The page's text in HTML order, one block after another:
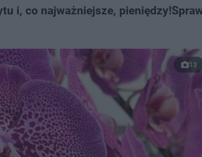
i, co najważniejsze,
13